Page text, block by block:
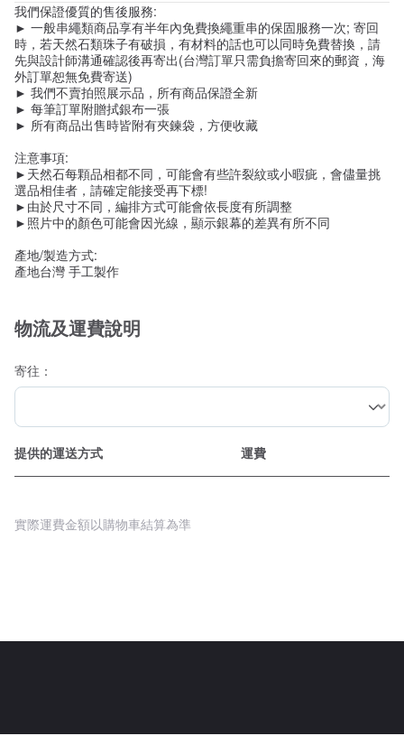
我們保證優質的售後服務:
► 一般串繩類商品享有半年內免費換繩重串的保固服務一次; 寄回
時，若天然石類珠子有破損，有材料的話也可以同時免費替換，請
先與設計師溝通確認後再寄出(台灣訂單只需負擔寄回來的郵資，海
外訂單恕無免費寄送)
► 我們不賣拍照展示品，所有商品保證全新
► 每筆訂單附贈拭銀布一張
► 所有商品出售時皆附有夾鍊袋，方便收藏
注意事項:
►天然石每顆品相都不同，可能會有些許裂紋或小暇疵，會儘量挑
選品相佳者，請確定能接受再下標!
►由於尺寸不同，編排方式可能會依長度有所調整
►照片中的顏色可能會因光線，顯示銀幕的差異有所不同
產地/製造方式:
產地台灣 手工製作
物流及運費說明
寄往：
提供的運送方式 運費
實際運費金額以購物車結算為準